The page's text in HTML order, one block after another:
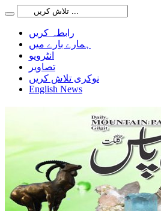
رابطہ کریں
ہمارے بارے میں
انٹرویو
تصاویر
نوکری تلاش کریں
English News